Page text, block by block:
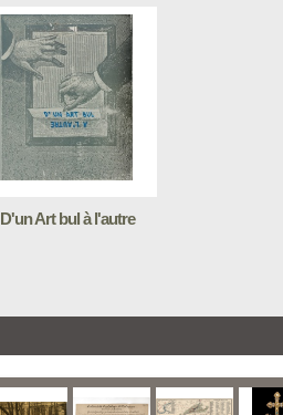
D'un Art bul à l'autre